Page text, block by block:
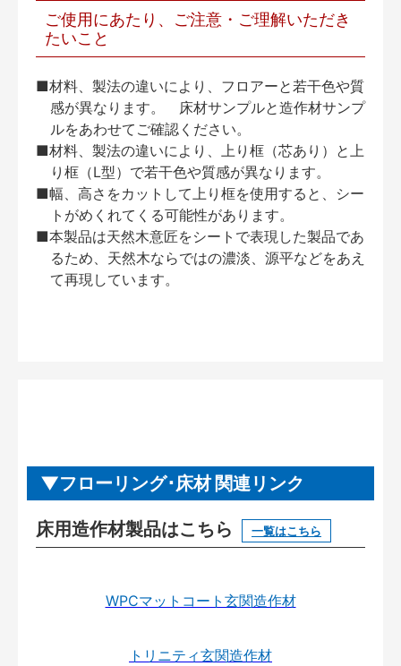
ご使用にあたり、ご注意・ご理解いただき
たいこと
■材料、製法の違いにより、フロアーと若干色や質
感が異なります。 床材サンプルと造作材サンプ
ルをあわせてご確認ください。
■材料、製法の違いにより、上り框（芯あり）と上
り框（L型）で若干色や質感が異なります。
■幅、高さをカットして上り框を使用すると、シー
トがめくれてくる可能性があります。
■本製品は天然木意匠をシートで表現した製品であ
るため、天然木ならではの濃淡、源平などをあえ
て再現しています。
フローリング･床材 関連リンク
床用造作材製品はこちら 一覧はこちら
WPCマットコート玄関造作材
トリニティ玄関造作材